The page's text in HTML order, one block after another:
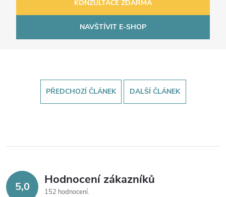
KONZULTACE ZDARMA
NAVŠTÍVIT E-SHOP
PŘEDCHOZÍ ČLÁNEK DALŠÍ ČLÁNEK
5,0 Hodnocení zákazníků
152 hodnocení